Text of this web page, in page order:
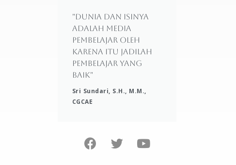
"Dunia dan isinya
adalah media
pembelajar oleh
karena itu jadilah
pembelajar yang
baik"
Sri Sundari, S.H., M.M.,
CGCAE